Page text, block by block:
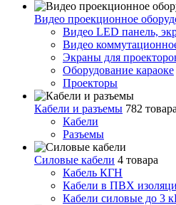
Видео проекционное
Видео LED панель,
Видео
Экраны для
Оборудование караоке
Проекторы
Кабели и разъемы 782 товара
Кабели
Разъемы
Силовые кабели 4 товара
Кабель КГН
Кабели в ПВХ
Кабели силовые до 3